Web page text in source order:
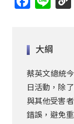
大綱
蔡英文總統
日活動，除
與其他受害
錯誤，避免